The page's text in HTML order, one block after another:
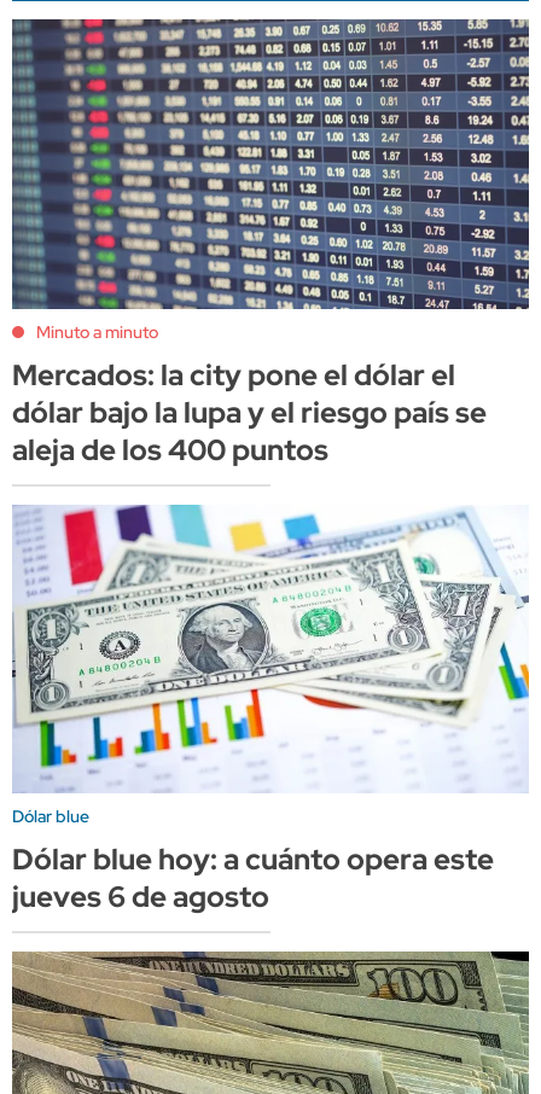
Minuto a minuto
Mercados: la city pone el dólar el
dólar bajo la lupa y el riesgo país se
aleja de los 400 puntos
Dólar blue
Dólar blue hoy: a cuánto opera este
jueves 6 de agosto